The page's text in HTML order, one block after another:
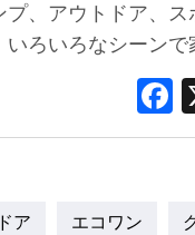
、アウトドア、
ろいろなシーン
ア エコワン